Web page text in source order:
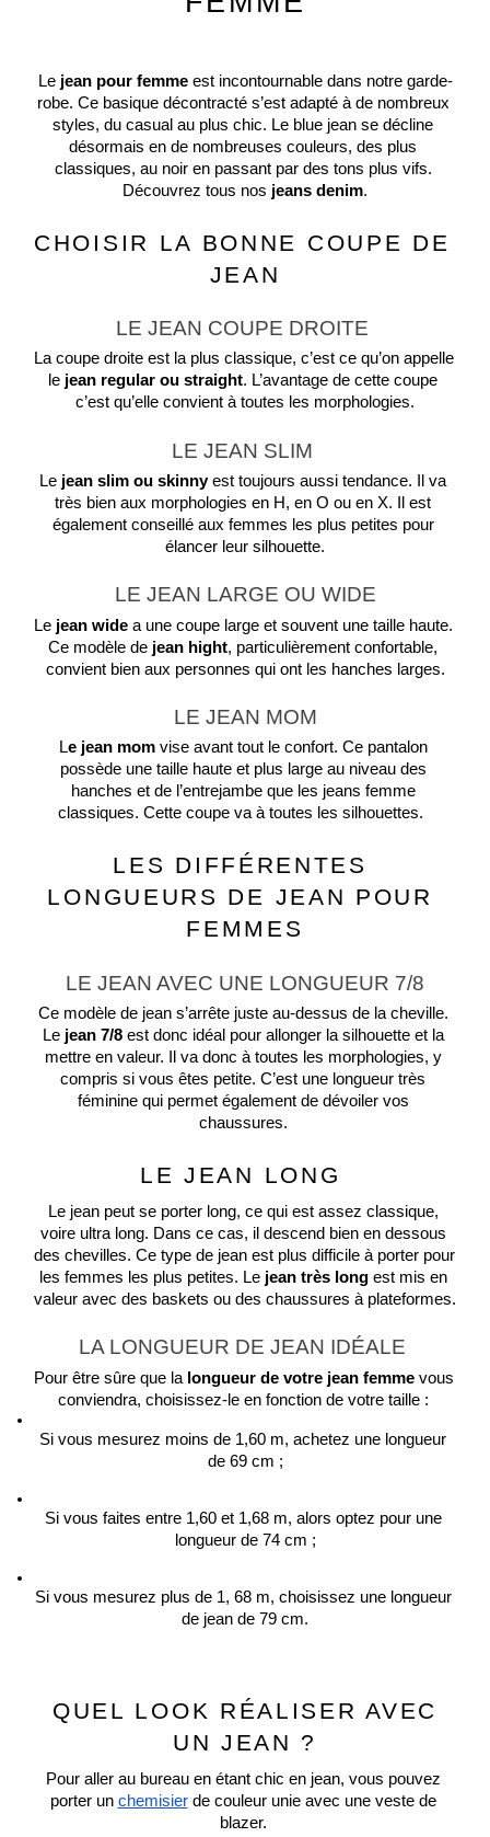
Le jean pour femme est incontournable dans notre garde-
robe. Ce basique décontracté s’est adapté à de nombreux
styles, du casual au plus chic. Le blue jean se décline
désormais en de nombreuses couleurs, des plus
classiques, au noir en passant par des tons plus vifs.
Découvrez tous nos jeans denim.
CHOISIR LA BONNE COUPE DE
JEAN
LE JEAN COUPE DROITE
La coupe droite est la plus classique, c’est ce qu’on appelle
le jean regular ou straight. L’avantage de cette coupe
c’est qu’elle convient à toutes les morphologies.
LE JEAN SLIM
Le jean slim ou skinny est toujours aussi tendance. Il va
très bien aux morphologies en H, en O ou en X. Il est
également conseillé aux femmes les plus petites pour
élancer leur silhouette.
LE JEAN LARGE OU WIDE
Le jean wide a une coupe large et souvent une taille haute.
Ce modèle de jean hight, particulièrement confortable,
convient bien aux personnes qui ont les hanches larges.
LE JEAN MOM
Le jean mom vise avant tout le confort. Ce pantalon
possède une taille haute et plus large au niveau des
hanches et de l’entrejambe que les jeans femme
classiques. Cette coupe va à toutes les silhouettes.
LES DIFFÉRENTES
LONGUEURS DE JEAN POUR
FEMMES
LE JEAN AVEC UNE LONGUEUR 7/8
Ce modèle de jean s’arrête juste au-dessus de la cheville.
Le jean 7/8 est donc idéal pour allonger la silhouette et la
mettre en valeur. Il va donc à toutes les morphologies, y
compris si vous êtes petite. C’est une longueur très
féminine qui permet également de dévoiler vos
chaussures.
LE JEAN LONG
Le jean peut se porter long, ce qui est assez classique,
voire ultra long. Dans ce cas, il descend bien en dessous
des chevilles. Ce type de jean est plus difficile à porter pour
les femmes les plus petites. Le jean très long est mis en
valeur avec des baskets ou des chaussures à plateformes.
LA LONGUEUR DE JEAN IDÉALE
Pour être sûre que la longueur de votre jean femme vous
conviendra, choisissez-le en fonction de votre taille :
Si vous mesurez moins de 1,60 m, achetez une longueur
de 69 cm ;
Si vous faites entre 1,60 et 1,68 m, alors optez pour une
longueur de 74 cm ;
Si vous mesurez plus de 1, 68 m, choisissez une longueur
de jean de 79 cm.
QUEL LOOK RÉALISER AVEC
UN JEAN ?
Pour aller au bureau en étant chic en jean, vous pouvez
porter un chemisier de couleur unie avec une veste de
blazer.